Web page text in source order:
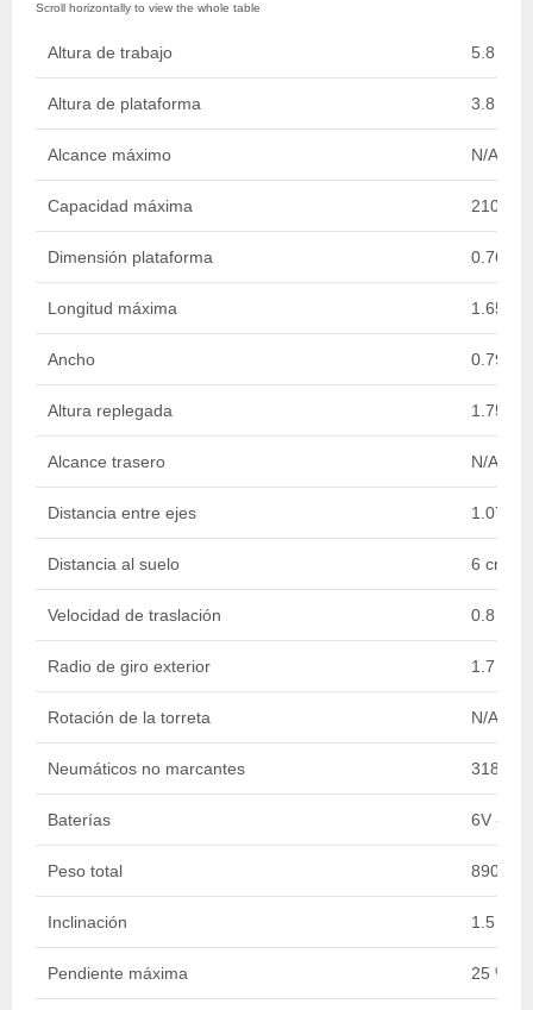
Altura de trabajo 5.8 m
Altura de plataforma 3.8 m
Alcance máximo N/A
Capacidad máxima 210 kg
Dimensión plataforma 0.76 x
Longitud máxima 1.65 m
Ancho 0.79 m
Altura replegada 1.75 m
Alcance trasero N/A
Distancia entre ejes 1.07 m
Distancia al suelo 6 cm
Velocidad de traslación 0.8 -
Radio de giro exterior 1.7 m
Rotación de la torreta N/A
Neumáticos no marcantes 318 x
Baterías 6V -
Peso total 890 kg
Inclinación 1.5 ° / 3
Pendiente máxima 25 %